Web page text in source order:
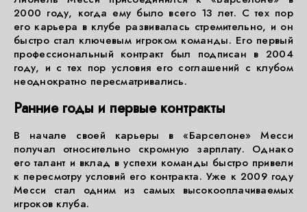
2000 году, когда ему было всего 13 лет. С тех пор
его карьера в клубе развивалась стремительно, и он
быстро стал ключевым игроком команды. Его первый
профессиональный контракт был подписан в 2004
году, и с тех пор условия его соглашений с клубом
неоднократно пересматривались.
Ранние годы и первые контракты
В начале своей карьеры в «Барселоне» Месси
получал относительно скромную зарплату. Однако
его талант и вклад в успехи команды быстро привели
к пересмотру условий его контракта. Уже к 2009 году
Месси стал одним из самых высокооплачиваемых
игроков клуба.